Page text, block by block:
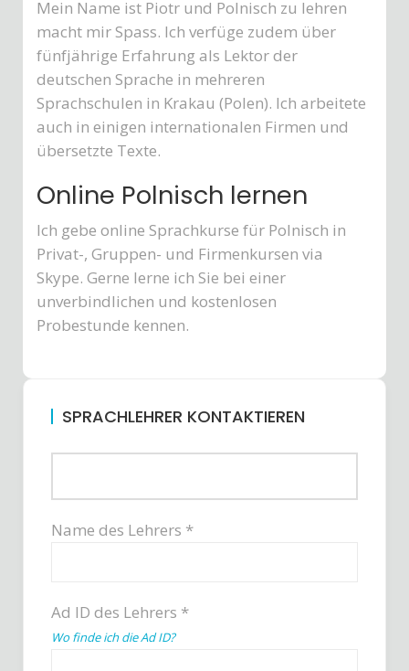
Mein Name ist Piotr und Polnisch zu lehren
macht mir Spass. Ich verfüge zudem über
fünfjährige Erfahrung als Lektor der
deutschen Sprache in mehreren
Sprachschulen in Krakau (Polen). Ich arbeitete
auch in einigen internationalen Firmen und
übersetzte Texte.
Online Polnisch lernen
Ich gebe online Sprachkurse für Polnisch in
Privat-, Gruppen- und Firmenkursen via
Skype. Gerne lerne ich Sie bei einer
unverbindlichen und kostenlosen
Probestunde kennen.
SPRACHLEHRER KONTAKTIEREN
Name des Lehrers *
Ad ID des Lehrers *
Wo finde ich die Ad ID?